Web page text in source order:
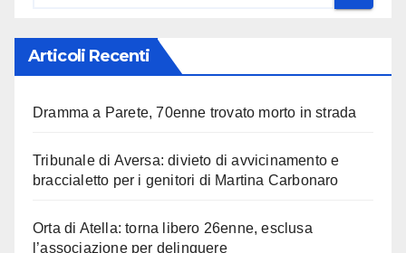
Articoli Recenti
Dramma a Parete, 70enne trovato morto in strada
Tribunale di Aversa: divieto di avvicinamento e
braccialetto per i genitori di Martina Carbonaro
Orta di Atella: torna libero 26enne, esclusa
l’associazione per delinquere